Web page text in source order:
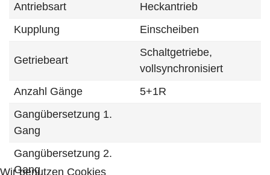
Antriebsart
Heckantrieb
Kupplung
Einscheiben
Getriebeart
Schaltgetriebe,
vollsynchronisiert
Anzahl Gänge
5+1R
Gangübersetzung 1.
Gang
Gangübersetzung 2.
Gang
Wir benutzen Cookies